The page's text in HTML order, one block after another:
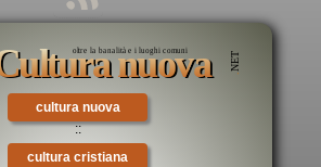
cultura nuova
::
cultura cristiana